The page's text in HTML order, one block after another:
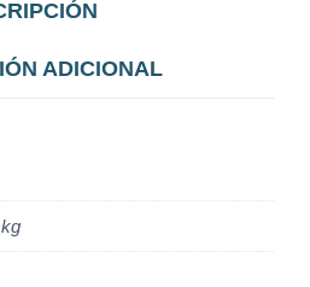
ADICIONAL